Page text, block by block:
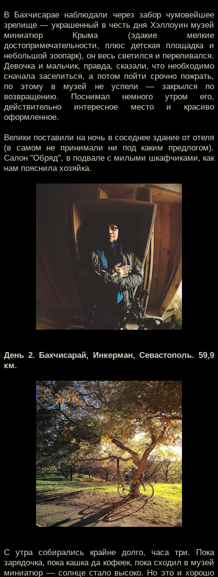
В Бахчисарае наблюдали через забор чумовейшее
зрелище — украшенный в честь дня Хэллоуин музей
миниатюр Крыма (эдакие мелкие
достопримечательности, плюс детская площадка и
небольшой зоопарк), он весь светился и переливался.
Девочка и мальчик, правда, сказали, что необходимо
сначала заселиться, а потом пойти срочно пожрать,
по этому в музей не успели — закрылся по
возвращению. Поснимал немного утром его,
действительно интересное место и красиво
оформленное.
Велики поставили на ночь в соседнее здание от отеля
(в самом не принимали ни под каким предлогом).
Салон "Обряд", в подвале с милыми шкафчиками, как
нам пояснила хозяйка.
День 2. Бахчисарай, Инкерман, Севастополь. 59,9
км.
С утра собирались крайне долго, часа три. Пока
зарядочка, пока кашка да кофеек, пока сходил в музей
миниатюр — солнце стало высоко. Но это и хорошо